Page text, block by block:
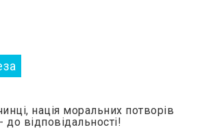
нація моральних потворів
до відповідальності!